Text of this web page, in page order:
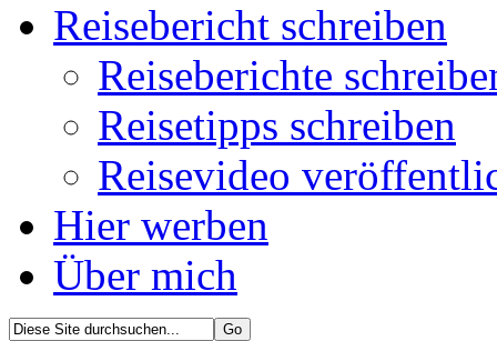
Reisebericht schreiben
Reiseberichte
Reisetipps schreiben
Reisevideo
Hier werben
Über mich